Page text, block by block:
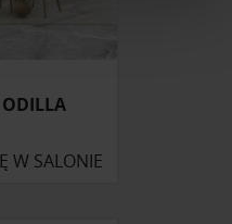
spersonalizowania treści
partnerom
i analitycznym.
podczas
ODILLA
W SALONIE